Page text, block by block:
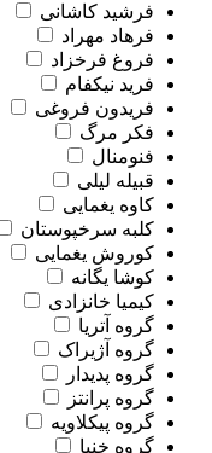
فرشید کاشانی
فرهاد مهراد
فروغ فرخزاد
فرید نیکفام
فریدون فروغی
فکر مرگ
فنومنال
قبیله لیلی
کاوه یغمایی
کلبه سرخپوستان
کوروش یغمایی
کوشا یگانه
کیمیا خانزادی
گروه آتریا
گروه آژیراک
گروه پدیدار
گروه پرانتز
گروه پیکلاویه
گروه خنیا